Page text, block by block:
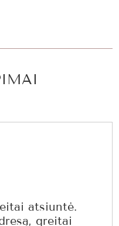
atsiuntė.
greitai